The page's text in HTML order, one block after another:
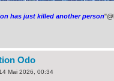
has just killed another person"@
Odo
Mai 2026, 00:34